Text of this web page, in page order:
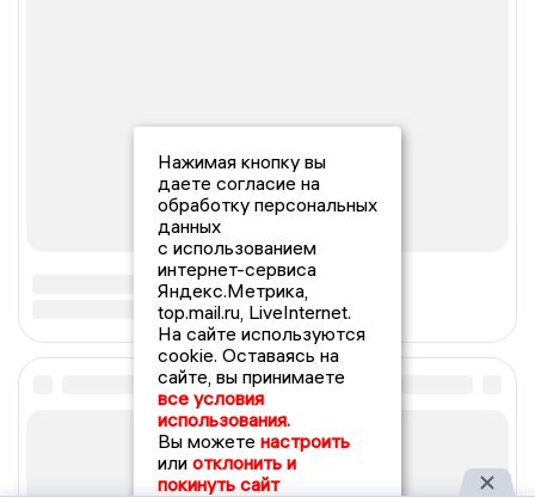
Нажимая кнопку вы
даете согласие на
обработку персональных
данных
с использованием
интернет-сервиса
Яндекс.Метрика,
top.mail.ru, LiveInternet.
На сайте используются
cookie. Оставаясь на
сайте, вы принимаете
все условия
использования.
Вы можете настроить
или отклонить и
покинуть сайт